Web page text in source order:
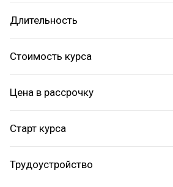
Длительность
Стоимость курса
Цена в рассрочку
Старт курса
Трудоустройство